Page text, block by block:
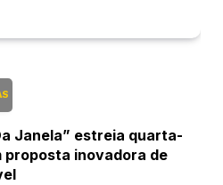
Janela” estreia quarta-
proposta inovadora de